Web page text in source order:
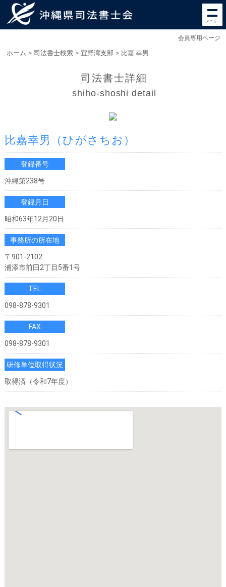
メニュー
会員専用ページ
ホーム > 司法書士検索 > 宜野湾支部 > 比嘉 幸男
司法書士詳細
shiho-shoshi detail
比嘉幸男 （ひがさちお）
登録番号
沖縄第238号
登録月日
昭和63年12月20日
事務所の所在地
〒901-2102
浦添市前田2丁目5番1号
TEL
098-878-9301
FAX
098-878-9301
研修単位取得状況
取得済（令和7年度）